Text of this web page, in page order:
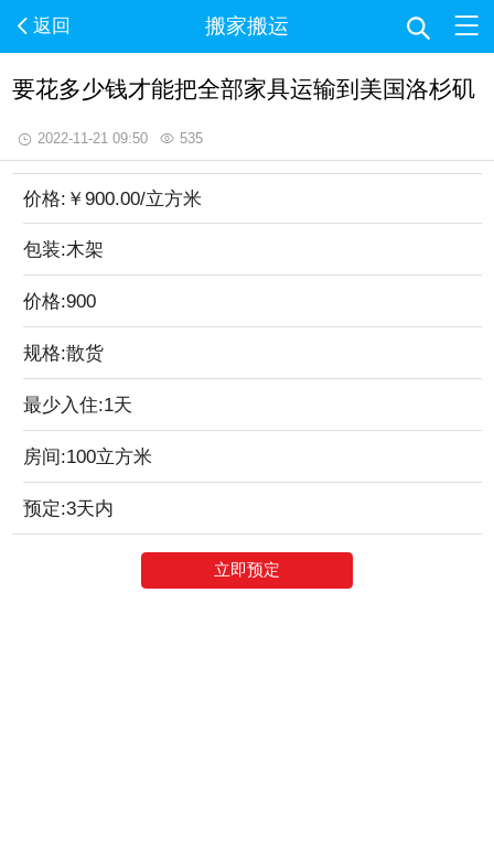
返回 搬家搬运
要花多少钱才能把全部家具运输到美国洛杉矶
2022-11-21 09:50 535
价格: ￥900.00/立方米
包装:木架
价格:900
规格:散货
最少入住:1天
房间:100立方米
预定:3天内
立即预定